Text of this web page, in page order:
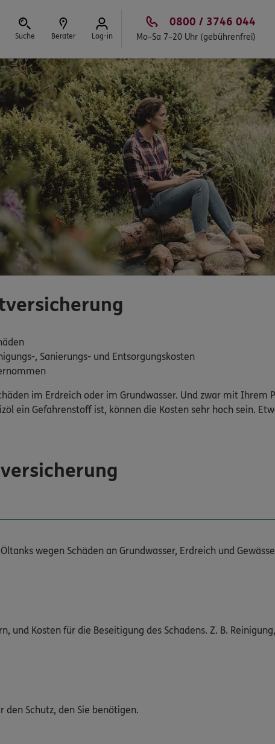
Suche Berater Log-in
0800 / 3746 044
Mo–Sa 7–20 Uhr (gebührenfrei)
, Sanierungs- und Entsorgungskosten
im Erdreich oder im Grundwasser. Und zwar mit Ihrem
ein Gefahrenstoff ist, können die Kosten sehr hoch sein.
wegen Schäden an Grundwasser, Erdreich und
Kosten für die Beseitigung des Schadens. Z. B.
den Schutz, den Sie benötigen.